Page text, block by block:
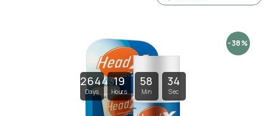
26443
Days
19
Hours
58
Min
34
Sec
-38%